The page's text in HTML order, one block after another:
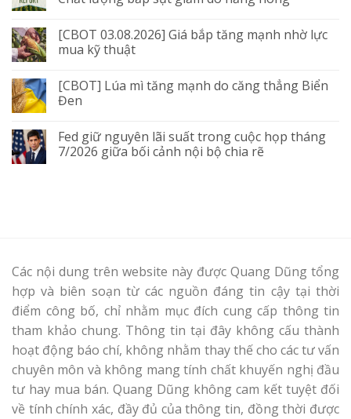
[CBOT 03.08.2026] Giá bắp tăng mạnh nhờ lực
mua kỹ thuật
[CBOT] Lúa mì tăng mạnh do căng thẳng Biển
Đen
Fed giữ nguyên lãi suất trong cuộc họp tháng
7/2026 giữa bối cảnh nội bộ chia rẽ
Các nội dung trên website này được Quang Dũng tổng
hợp và biên soạn từ các nguồn đáng tin cậy tại thời
điểm công bố, chỉ nhằm mục đích cung cấp thông tin
tham khảo chung. Thông tin tại đây không cấu thành
hoạt động báo chí, không nhằm thay thế cho các tư vấn
chuyên môn và không mang tính chất khuyến nghị đầu
tư hay mua bán. Quang Dũng không cam kết tuyệt đối
về tính chính xác, đầy đủ của thông tin, đồng thời được